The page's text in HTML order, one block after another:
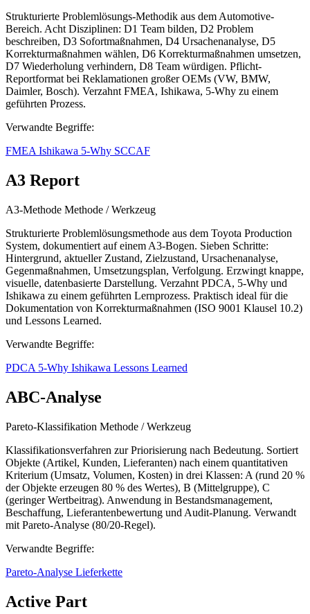
Strukturierte Problemlösungs-Methodik aus dem Automotive-
Bereich. Acht Disziplinen: D1 Team bilden, D2 Problem
beschreiben, D3 Sofortmaßnahmen, D4 Ursachenanalyse, D5
Korrekturmaßnahmen wählen, D6 Korrekturmaßnahmen umsetzen,
D7 Wiederholung verhindern, D8 Team würdigen. Pflicht-
Reportformat bei Reklamationen großer OEMs (VW, BMW,
Daimler, Bosch). Verzahnt FMEA, Ishikawa, 5-Why zu einem
geführten Prozess.
Verwandte Begriffe:
FMEA Ishikawa 5-Why SCCAF
A3 Report
A3-Methode Methode / Werkzeug
Strukturierte Problemlösungsmethode aus dem Toyota Production
System, dokumentiert auf einem A3-Bogen. Sieben Schritte:
Hintergrund, aktueller Zustand, Zielzustand, Ursachenanalyse,
Gegenmaßnahmen, Umsetzungsplan, Verfolgung. Erzwingt knappe,
visuelle, datenbasierte Darstellung. Verzahnt PDCA, 5-Why und
Ishikawa zu einem geführten Lernprozess. Praktisch ideal für die
Dokumentation von Korrekturmaßnahmen (ISO 9001 Klausel 10.2)
und Lessons Learned.
Verwandte Begriffe:
PDCA 5-Why Ishikawa Lessons Learned
ABC-Analyse
Pareto-Klassifikation Methode / Werkzeug
Klassifikationsverfahren zur Priorisierung nach Bedeutung. Sortiert
Objekte (Artikel, Kunden, Lieferanten) nach einem quantitativen
Kriterium (Umsatz, Volumen, Kosten) in drei Klassen: A (rund 20 %
der Objekte erzeugen 80 % des Wertes), B (Mittelgruppe), C
(geringer Wertbeitrag). Anwendung in Bestandsmanagement,
Beschaffung, Lieferantenbewertung und Audit-Planung. Verwandt
mit Pareto-Analyse (80/20-Regel).
Verwandte Begriffe:
Pareto-Analyse Lieferkette
Active Part